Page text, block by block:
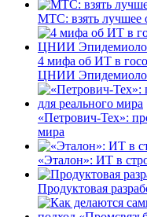
МТС: взять лучшее
4 мифа об ИТ в
ЦНИИ
«Петрович-Тех»:
мира
«Эталон»: ИТ в
Продуктовая